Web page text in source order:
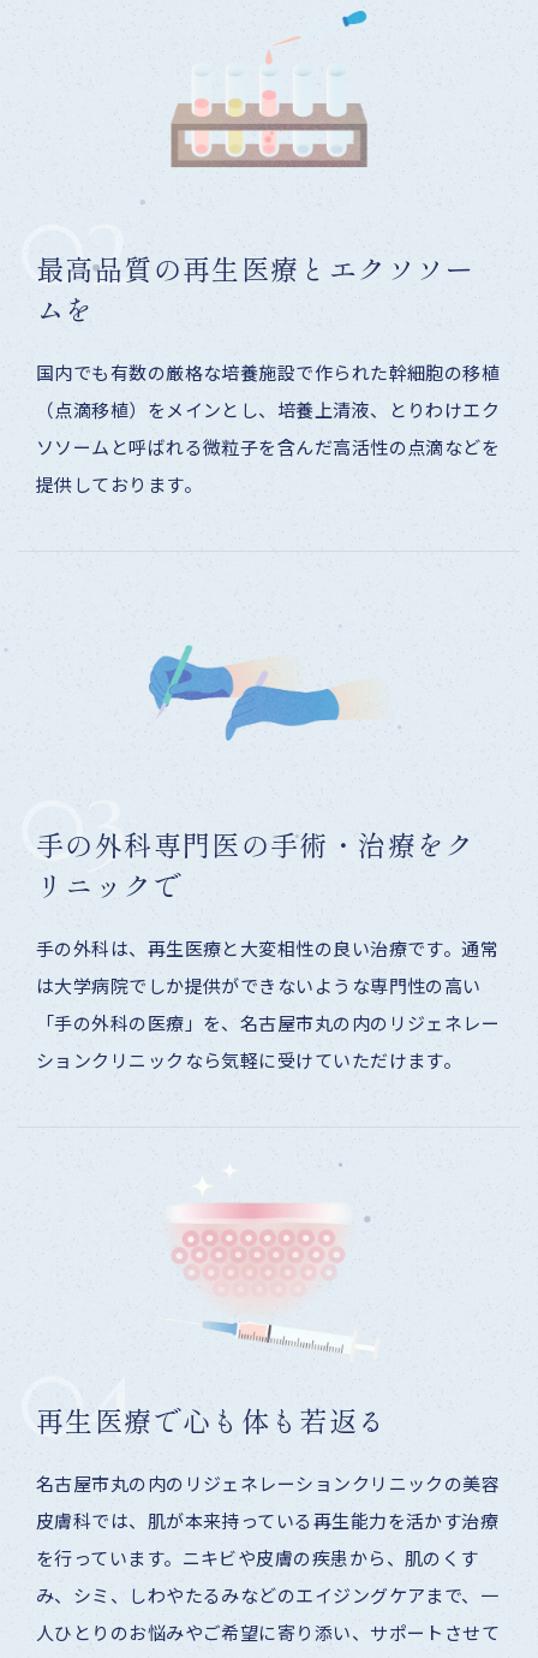
02
最高品質の再生医療と エクソソー
ムを
国内でも有数の厳格な培養施設で作られた幹細胞の移植
（点滴移植）をメインとし、培養上清液、とりわけエク
ソソームと呼ばれる微粒子を含んだ高活性の点滴などを
提供しております。
03
手の外科専門医の手術・治療をク
リニックで
手の外科は、再生医療と大変相性の良い治療です。通常
は大学病院でしか提供ができないような専門性の高い
「手の外科の医療」を、名古屋市丸の内のリジェネレー
ションクリニックなら気軽に受けていただけます。
04
再生医療で心も体も若返る
名古屋市丸の内のリジェネレーションクリニックの美容
皮膚科では、肌が本来持っている再生能力を活かす治療
を行っています。ニキビや皮膚の疾患から、肌のくす
み、シミ、しわやたるみなどのエイジングケアまで、一
人ひとりのお悩みやご希望に寄り添い、サポートさせて